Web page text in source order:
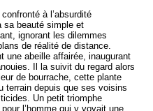
à l’absurdité
sa beauté simple et
ignorant les dilemmes
de réalité de distance.
une abeille affairée, inaugurant
Il la suivit du regard alors
de bourrache, cette plante
terrain depuis que ses voisins
Un petit triomphe
l’homme qui y voyait une